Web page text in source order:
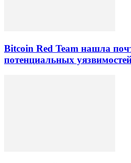
Bitcoin Red Team нашла
потенциальных